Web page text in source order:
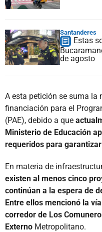
Santanderes
Estas
de agosto
A esta petición se suma la
financiación para el
(PAE), debido a que
Ministerio de Educación
requeridos para
En materia de
existen al menos cinco
continúan a la espera de
Entre ellos mencionó la
corredor de Los
Externo Metropolitano.